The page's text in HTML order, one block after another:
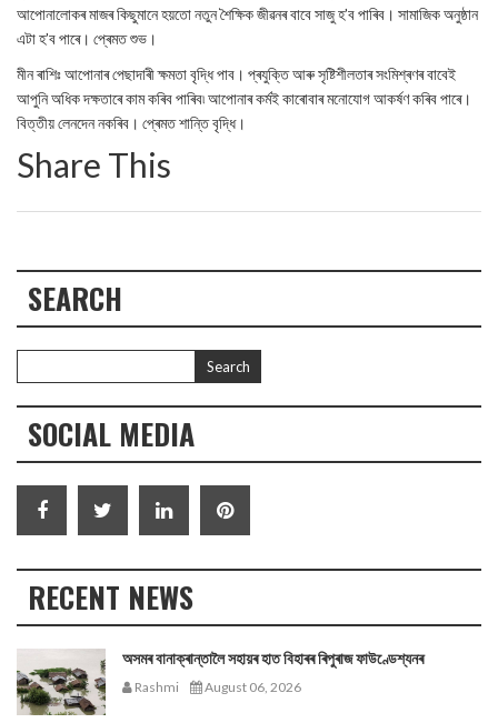
আপোনালোকৰ মাজৰ কিছুমানে হয়তো নতুন শৈক্ষিক জীৱনৰ বাবে সাজু হ’ব পাৰিব। সামাজিক অনুষ্ঠান
এটা হ’ব পাৰে। প্ৰেমত শুভ।
মীন ৰাশিঃ আপোনাৰ পেছাদাৰী ক্ষমতা বৃদ্ধি পাব। প্ৰযুক্তি আৰু সৃষ্টিশীলতাৰ সংমিশ্ৰণৰ বাবেই
আপুনি অধিক দক্ষতাৰে কাম কৰিব পাৰিব৷ আপোনাৰ কৰ্মই কাৰোবাৰ মনোযোগ আকৰ্ষণ কৰিব পাৰে।
বিত্তীয় লেনদেন নকৰিব। প্ৰেমত শান্তি বৃদ্ধি।
Share This
SEARCH
SOCIAL MEDIA
RECENT NEWS
অসমৰ বানাক্ৰান্তালৈ সহায়ৰ হাত বিহাৰৰ ৰিপুৰাজ ফাউণ্ডেশ্যনৰ
Rashmi August 06, 2026